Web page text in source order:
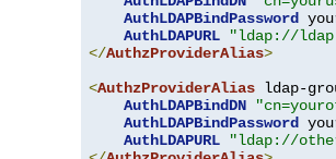
AuthLDAPBindPassword
AuthLDAPURL
"ldap://
</AuthzProviderAlias>
<AuthzProviderAlias ldap-
AuthLDAPBindDN
AuthLDAPBindPassword
AuthLDAPURL
"ldap://